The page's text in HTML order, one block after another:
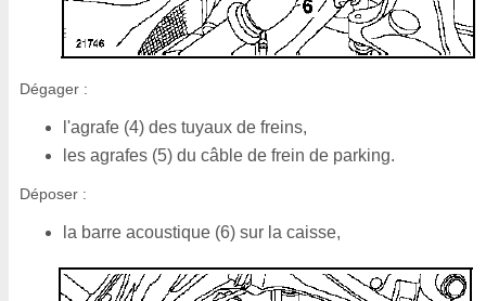
Dégager :
l'agrafe (4) des tuyaux de freins,
les agrafes (5) du câble de frein de parking.
Déposer :
la barre acoustique (6) sur la caisse,